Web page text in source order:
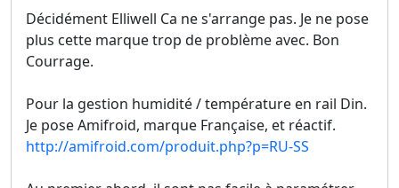
Décidément Elliwell Ca ne s'arrange pas. Je ne pose
plus cette marque trop de problème avec. Bon
Courrage.
Pour la gestion humidité / température en rail Din.
Je pose Amifroid, marque Française, et réactif.
http://amifroid.com/produit.php?p=RU-SS